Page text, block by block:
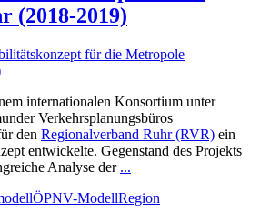
(2018-2019)
internationalen Konsortium unter
Verkehrsplanungsbüros
den Regionalverband Ruhr (RVR) ein
entwickelte. Gegenstand des Projekts
Analyse der ...
ÖPNV-ModellRegion